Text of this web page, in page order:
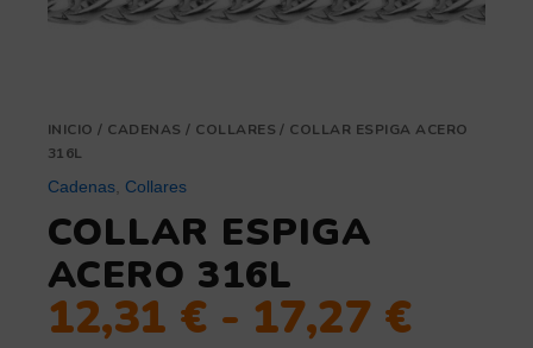
INICIO / CADENAS / COLLARES / COLLAR ESPIGA ACERO
316L
Cadenas, Collares
COLLAR ESPIGA
ACERO 316L
12,31 € - 17,27 €